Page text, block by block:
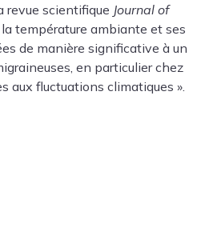
revue scientifique Journal of
température ambiante et ses
de manière significative à un
en particulier chez
aux fluctuations climatiques ».